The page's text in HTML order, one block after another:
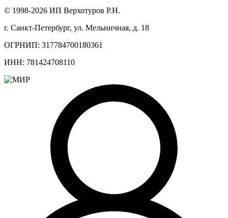
© 1998-2026 ИП Верхотуров Р.Н.
г. Санкт-Петербург, ул. Мельничная, д. 18
ОГРНИП: 317784700180361
ИНН: 781424708110